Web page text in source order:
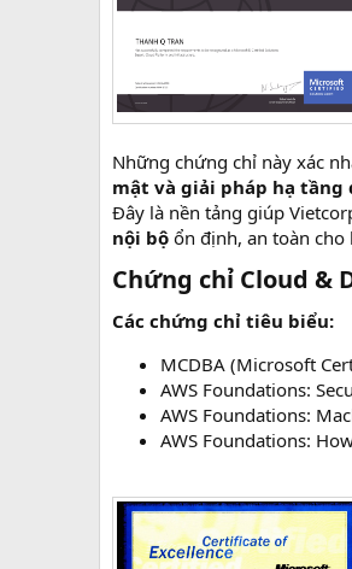
Những chứng chỉ này xác
mật và giải pháp hạ tầng
Đây là nền tảng giúp
nội bộ ổn định, an toàn cho
Chứng chỉ Cloud &
Các chứng chỉ tiêu biểu:
MCDBA (Microsoft
AWS Foundations:
AWS Foundations:
AWS Foundations: